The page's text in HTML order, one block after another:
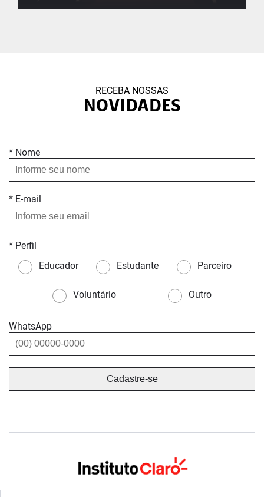
Empreendedor
Usei a produção de vídeos para diversificar as aulas
RECEBA NOSSAS
NOVIDADES
* Nome
* E-mail
* Perfil
Educador
Estudante Parceiro
Voluntário Outro
WhatsApp